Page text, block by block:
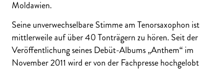
Moldawien.
Seine unverwechselbare Stimme am Tenorsaxophon ist
mittlerweile auf über 40 Tonträgern zu hören. Seit der
Veröffentlichung seines Debüt-Albums „Anthem“ im
November 2011 wird er von der Fachpresse hochgelobt